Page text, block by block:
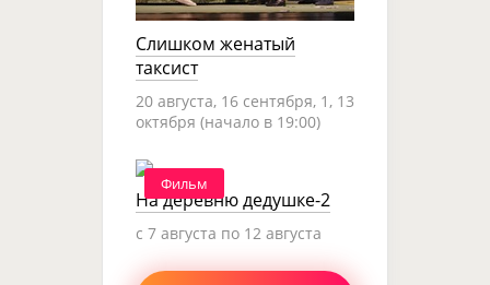
Слишком женатый
таксист
20 августа, 16 сентября, 1, 13
октября (начало в 19:00)
Фильм
На деревню дедушке-2
c 7 августа по 12 августа